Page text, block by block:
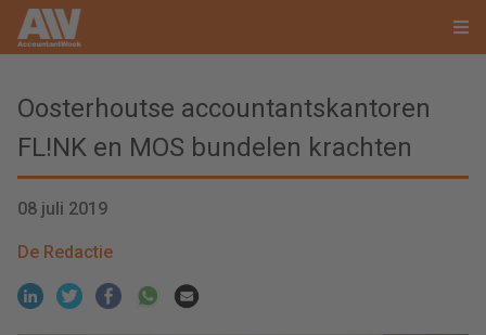
Oosterhoutse accountantskantoren
FL!NK en MOS bundelen krachten
08 juli 2019
De Redactie